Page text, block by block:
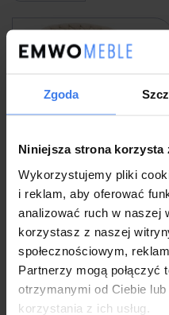
Zgoda
Niniejsza strona korzysta
Wykorzystujemy pliki
i reklam, aby oferować
analizować ruch w naszej
korzystasz z naszej
społecznościowym,
Partnerzy mogą połączyć
otrzymanymi od Ciebie
korzystania z ich usług.
Krzesło obrotowe Glamour DC-
7077S360 | Beż boucle | Czarne nogi
339,00 zł